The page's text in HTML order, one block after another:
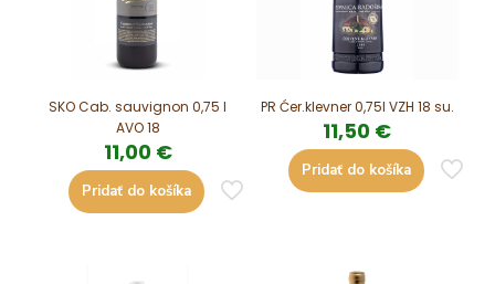
SKO Cab. sauvignon 0,75 l
AVO 18
11,00 €
Pridať do košíka
PR Ćer.klevner 0,75l VZH 18 su.
11,50 €
Pridať do košíka